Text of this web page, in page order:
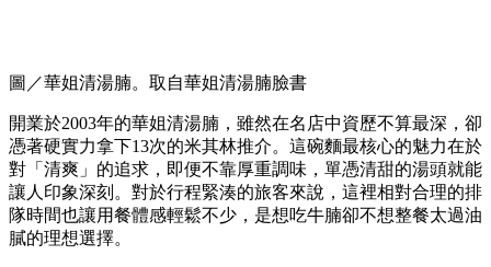
圖／華姐清湯腩。取自華姐清湯腩臉書
開業於2003年的華姐清湯腩，雖然在名店中資歷不算最深，卻
憑著硬實力拿下13次的米其林推介。這碗麵最核心的魅力在於
對「清爽」的追求，即便不靠厚重調味，單憑清甜的湯頭就能
讓人印象深刻。對於行程緊湊的旅客來說，這裡相對合理的排
隊時間也讓用餐體感輕鬆不少，是想吃牛腩卻不想整餐太過油
膩的理想選擇。